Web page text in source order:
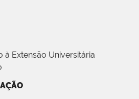
à Extensão Universitária